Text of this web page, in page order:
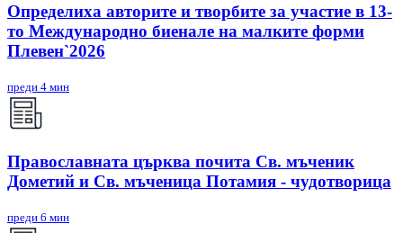
Определиха авторите и творбите за участие в 13-
то Международно биенале на малките форми
Плевен`2026
преди 4 мин
Православната църква почита Св. мъченик
Дометий и Св. мъченица Потамия - чудотворица
преди 6 мин